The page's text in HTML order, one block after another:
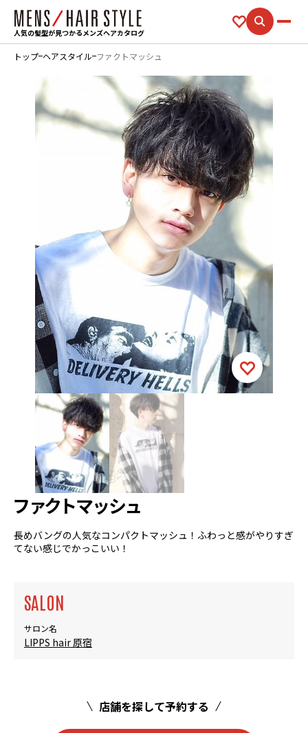
人気の髪型が見つかるメンズヘアカタログ
トップ ヘアスタイル ファクトマッシュ
ファクトマッシュ
長めバングの人気なコンパクトマッシュ！ふわっと感がやりすぎ
てない感じでかっこいい！
SALON
サロン名
LIPPS hair 原宿
店舗を探して予約する